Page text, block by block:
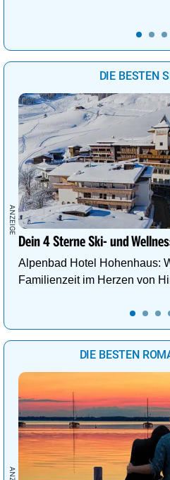
DIE BESTEN
Dein 4 Sterne Ski- und
Alpenbad Hotel Hohenhaus:
Familienzeit im Herzen von
DIE BESTEN